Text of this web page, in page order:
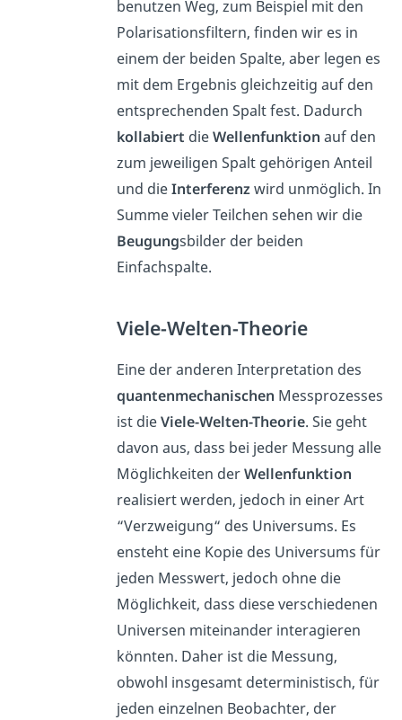
benutzen Weg, zum Beispiel mit den
Polarisationsfiltern, finden wir es in
einem der beiden Spalte, aber legen es
mit dem Ergebnis gleichzeitig auf den
entsprechenden Spalt fest. Dadurch
kollabiert dieWellenfunktion auf den
zum jeweiligen Spalt gehörigen Anteil
und dieInterferenzwird unmöglich. In
Summe vieler Teilchen sehen wir die
Beugungsbilder der beiden
Einfachspalte.
Viele-Welten-Theorie
Eine der anderen Interpretation des
quantenmechanischen Messprozesses
ist dieViele-Welten-Theorie. Sie geht
davon aus, dass bei jeder Messung alle
Möglichkeiten derWellenfunktion
realisiert werden, jedoch in einer Art
“Verzweigung“ des Universums. Es
ensteht eine Kopie des Universums für
jeden Messwert, jedoch ohne die
Möglichkeit, dass diese verschiedenen
Universen miteinander interagieren
könnten. Daher ist die Messung,
obwohl insgesamt deterministisch, für
jeden einzelnen Beobachter, der